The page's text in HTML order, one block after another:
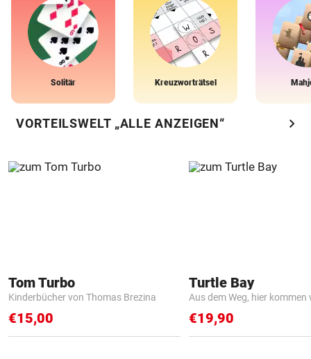
Solitär Kreuzworträtsel
VORTEILSWELT „ALLE ANZEIGEN“ chevron_right
Tom Turbo
Kinderbücher von Thomas Brezina
€15,00
Turtle Bay
Aus dem Weg, hier kommen
€19,90